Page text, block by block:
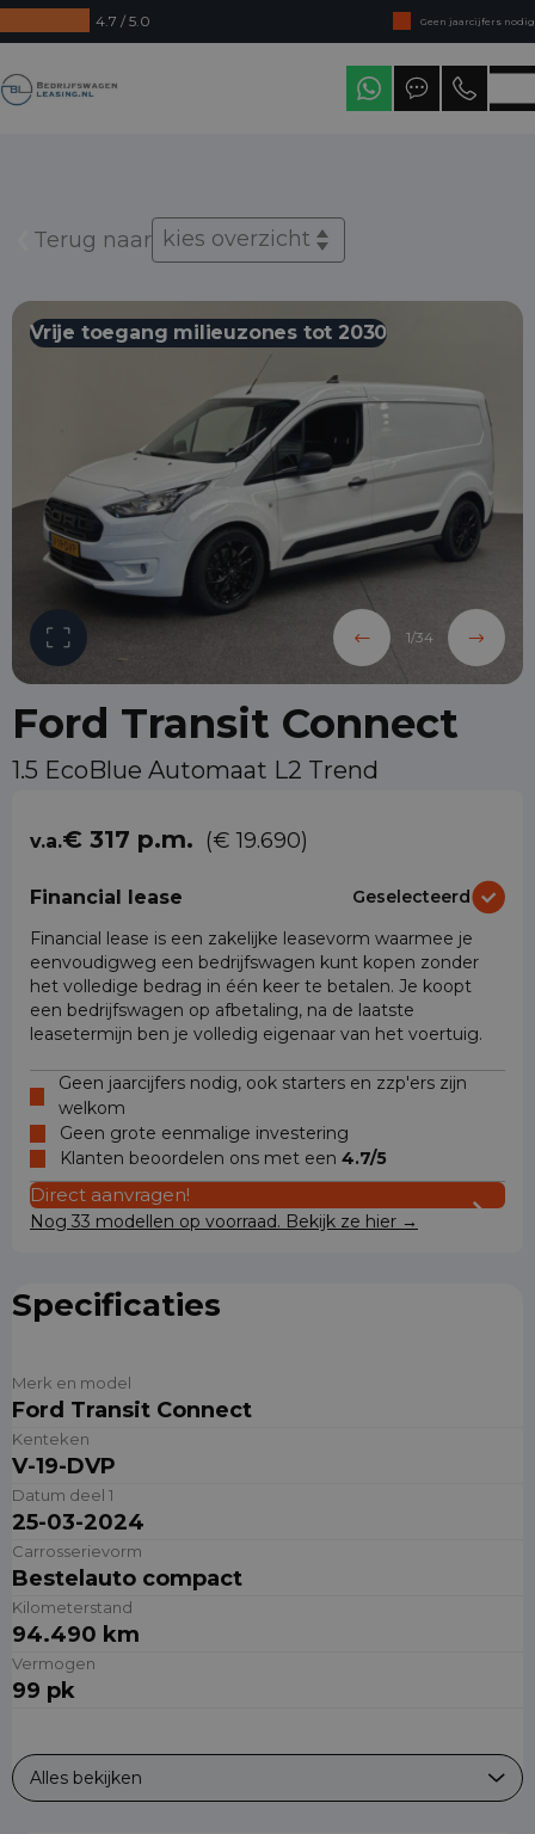
4.7 / 5.0
Geen jaarcijfers nodig
Direct uit voorraad leverbaar
Levering in heel Nederland
Terug naar kies overzicht
Vrije toegang milieuzones tot 2030
1/34
Ford Transit Connect
1.5 EcoBlue Automaat L2 Trend
v.a.€ 317 p.m. (€ 19.690)
Financial lease
Geselecteerd
Financial lease is een zakelijke leasevorm waarmee je
eenvoudigweg een bedrijfswagen kunt kopen zonder
het volledige bedrag in één keer te betalen. Je koopt
een bedrijfswagen op afbetaling, na de laatste
leasetermijn ben je volledig eigenaar van het voertuig.
Geen jaarcijfers nodig, ook starters en zzp'ers zijn
welkom
Geen grote eenmalige investering
Klanten beoordelen ons met een 4.7/5
Direct aanvragen!
Nog 33 modellen op voorraad. Bekijk ze hier →
Specificaties
Merk en model
Ford Transit Connect
Kenteken
V-19-DVP
Datum deel 1
25-03-2024
Carrosserievorm
Bestelauto compact
Kilometerstand
94.490 km
Vermogen
99 pk
Alles bekijken